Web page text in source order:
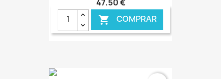
47,50 €
 COMPRAR